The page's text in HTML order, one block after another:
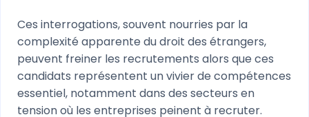
Ces interrogations, souvent nourries par la
complexité apparente du droit des étrangers,
peuvent freiner les recrutements alors que ces
candidats représentent un vivier de compétences
essentiel, notamment dans des secteurs en
tension où les entreprises peinent à recruter.